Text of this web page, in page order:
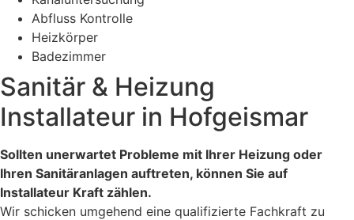
Abfluss Kontrolle
Heizkörper
Badezimmer
Sanitär & Heizung
Installateur in Hofgeismar
Sollten unerwartet Probleme mit Ihrer Heizung oder
Ihren Sanitäranlagen auftreten, können Sie auf
Installateur Kraft zählen.
Wir schicken umgehend eine qualifizierte Fachkraft zu